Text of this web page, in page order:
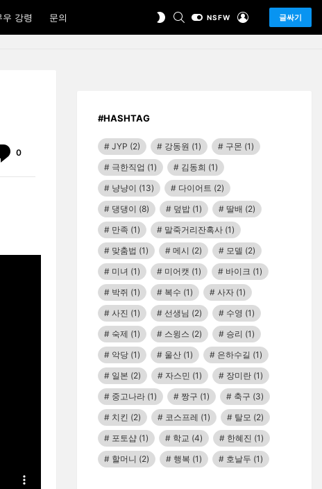
우 강령 문의
SWITCHSEARCHNSFW 글싸기
0
#HASHTAG
JYP (2) 강동원 (1) 구몬 (1)
극한직업 (1) 김동희 (1)
냥냥이 (13) 다이어트 (2)
댕댕이 (8) 덮밥 (1) 딸배 (2)
만족 (1) 말죽거리잔혹사 (1)
맞춤법 (1) 메시 (2) 모델 (2)
미녀 (1) 미어캣 (1) 바이크 (1)
박쥐 (1) 복수 (1) 사자 (1)
사진 (1) 선생님 (2) 수영 (1)
숙제 (1) 스윙스 (2) 승리 (1)
악당 (1) 울산 (1) 은하수길 (1)
일본 (2) 자스민 (1) 장미란 (1)
중고나라 (1) 짱구 (1) 축구 (3)
치킨 (2) 코스프레 (1) 탈모 (2)
포토샵 (1) 학교 (4) 한혜진 (1)
할머니 (2) 행복 (1) 호날두 (1)